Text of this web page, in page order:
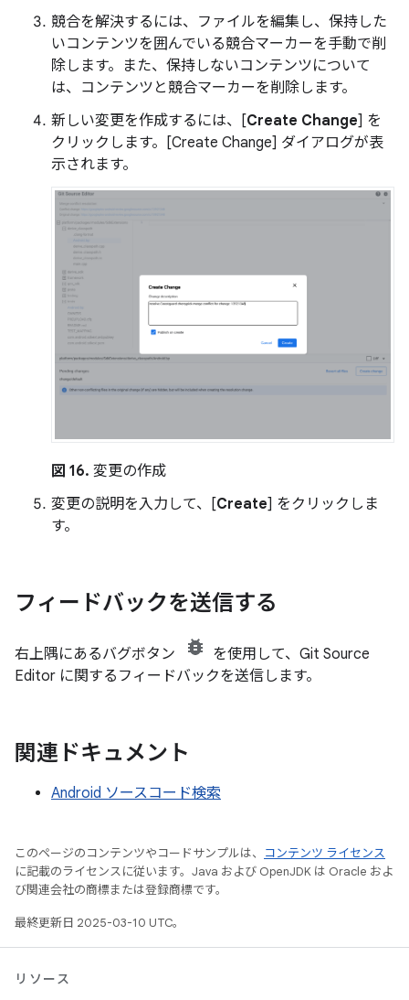
競合を解決するには、ファイルを編集し、保持した
いコンテンツを囲んでいる競合マーカーを手動で削
除します。また、保持しないコンテンツについて
は、コンテンツと競合マーカーを削除します。
新しい変更を作成するには、[Create Change] を
クリックします。[Create Change] ダイアログが表
示されます。
図 16. 変更の作成
変更の説明を入力して、[Create] をクリックしま
す。
フィードバックを送信する
右上隅にあるバグボタン
を使用して、Git Source
Editor に関するフィードバックを送信します。
関連ドキュメント
Android ソースコード検索
このページのコンテンツやコードサンプルは、
コンテンツ ライセンス
に記載のライセンスに従います。Java および OpenJDK は Oracle およ
び関連会社の商標または登録商標です。
最終更新日 2025-03-10 UTC。
リソース